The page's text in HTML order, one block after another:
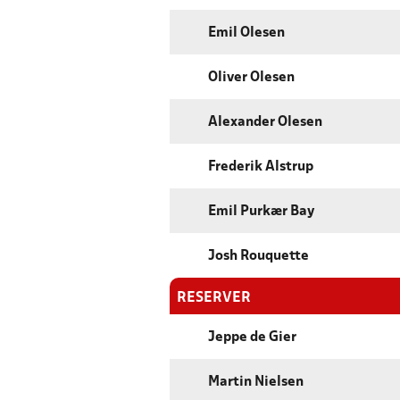
Emil Olesen
Oliver Olesen
Alexander Olesen
Frederik Alstrup
Emil Purkær Bay
Josh Rouquette
RESERVER
Jeppe de Gier
Martin Nielsen